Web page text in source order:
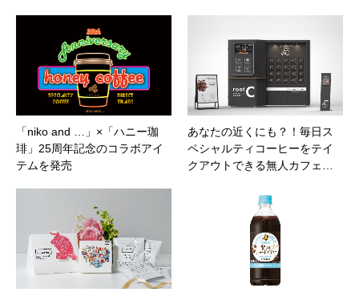
「niko and …」×「ハニー珈
琲」25周年記念のコラボアイ
テムを発売
あなたの近くにも？！毎日ス
ペシャルティコーヒーをテイ
クアウトできる無人カフェ…